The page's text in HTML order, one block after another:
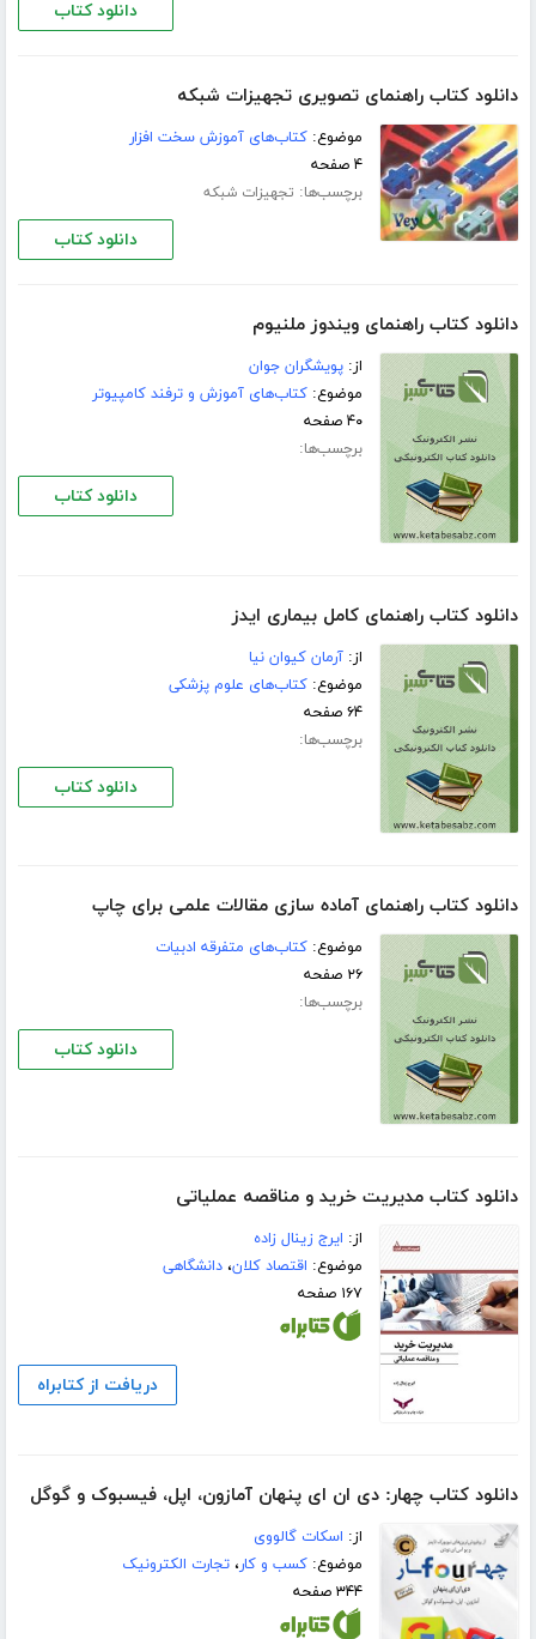
دانلود کتاب
دانلود کتاب راهنمای تصویری تجهیزات شبکه
موضوع:کتاب‌های آموزش سخت افزار
۴ صفحه
برچسب‌ها: تجهیزات شبکه
دانلود کتاب
دانلود کتاب راهنمای ویندوز ملنیوم
از:پویشگران جوان
موضوع:کتاب‌های آموزش و ترفند کامپیوتر
۴۰ صفحه
برچسب‌ها:
دانلود کتاب
دانلود کتاب راهنمای کامل بیماری ایدز
از:آرمان کیوان نیا
موضوع:کتاب‌های علوم پزشکی
۶۴ صفحه
برچسب‌ها:
دانلود کتاب
دانلود کتاب راهنمای آماده سازی مقالات علمی برای چاپ
موضوع:کتاب‌های متفرقه ادبیات
۲۶ صفحه
برچسب‌ها:
دانلود کتاب
دانلود کتاب مدیریت خرید و مناقصه عملیاتی
از: ایرج زینال زاده
موضوع: اقتصاد کلان،دانشگاهی
۱۶۷ صفحه
دریافت از کتابراه
دانلود کتاب چهار: دی ان ای پنهان آمازون، اپل، فیسبوک و گوگل
از: اسکات گالووی
موضوع:کسب و کار،تجارت الکترونیک
۳۴۴ صفحه